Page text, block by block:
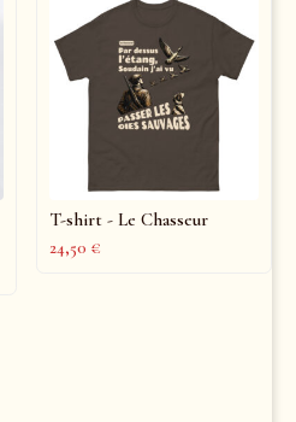
T-shirt - Le Chasseur
24,50 €